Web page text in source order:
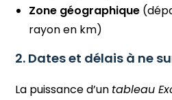
Zone géographique
rayon en km)
2. Dates et délais à ne
La puissance d’un tableau